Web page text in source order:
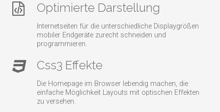
Optimierte Darstellung
Internetseiten für die unterschiedliche Displaygrößen
mobiler Endgeräte zurecht schneiden und
programmieren.
Css3 Effekte
Die Homepage im Browser lebendig machen, die
einfache Möglichkeit Layouts mit optischen Effekten
zu versehen.